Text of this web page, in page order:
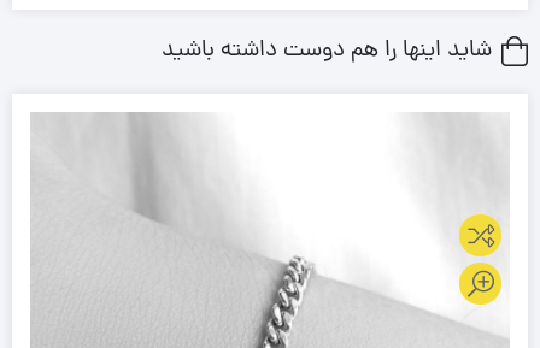
شاید اینها را هم دوست داشته باشید